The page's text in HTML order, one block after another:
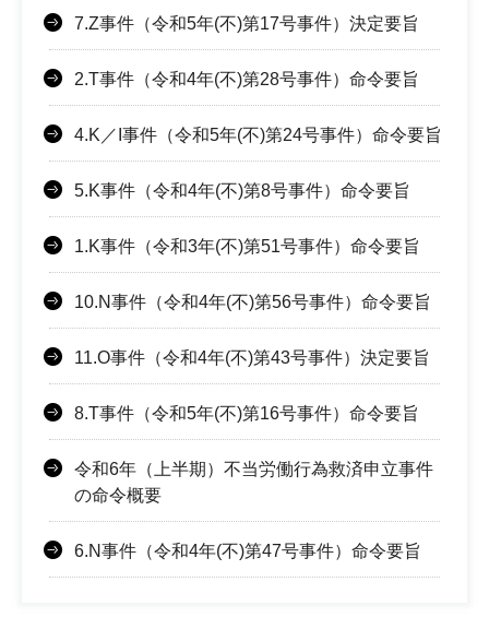
7.Z事件（令和5年(不)第17号事件）決定要旨
2.T事件（令和4年(不)第28号事件）命令要旨
4.K／I事件（令和5年(不)第24号事件）命令要旨
5.K事件（令和4年(不)第8号事件）命令要旨
1.K事件（令和3年(不)第51号事件）命令要旨
10.N事件（令和4年(不)第56号事件）命令要旨
11.O事件（令和4年(不)第43号事件）決定要旨
8.T事件（令和5年(不)第16号事件）命令要旨
令和6年（上半期）不当労働行為救済申立事件
の命令概要
6.N事件（令和4年(不)第47号事件）命令要旨